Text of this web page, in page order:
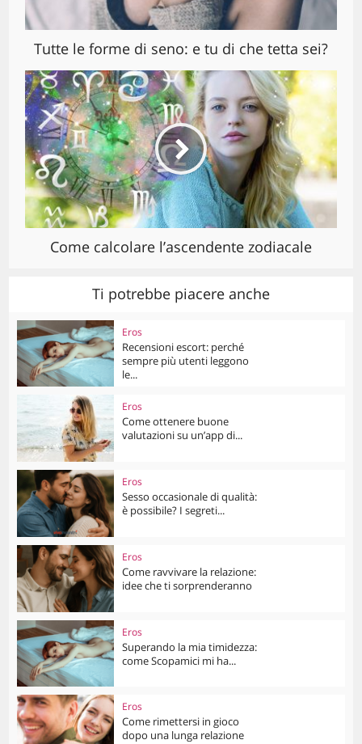
Tutte le forme di seno: e tu di che tetta sei?
Come calcolare l’ascendente zodiacale
Ti potrebbe piacere anche
Eros
Recensioni escort: perché
sempre più utenti leggono
le...
Eros
Come ottenere buone
valutazioni su un’app di...
Eros
Sesso occasionale di qualità:
è possibile? I segreti...
Eros
Come ravvivare la relazione:
idee che ti sorprenderanno
Eros
Superando la mia timidezza:
come Scopamici mi ha...
Eros
Come rimettersi in gioco
dopo una lunga relazione